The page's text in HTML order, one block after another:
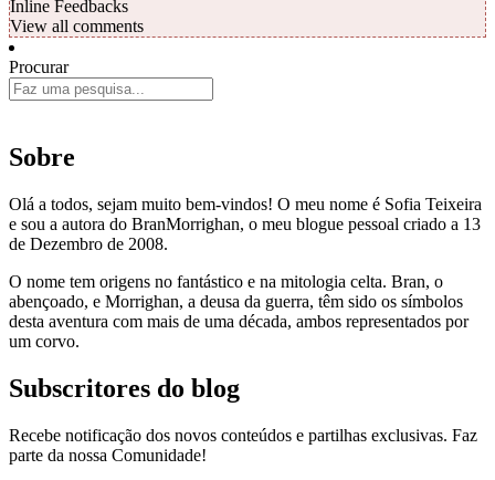
Inline Feedbacks
View all comments
Procurar
Sobre
Olá a todos, sejam muito bem-vindos! O meu nome é Sofia Teixeira
e sou a autora do BranMorrighan, o meu blogue pessoal criado a 13
de Dezembro de 2008.
O nome tem origens no fantástico e na mitologia celta. Bran, o
abençoado, e Morrighan, a deusa da guerra, têm sido os símbolos
desta aventura com mais de uma década, ambos representados por
um corvo.
Subscritores do blog
Recebe notificação dos novos conteúdos e partilhas exclusivas. Faz
parte da nossa Comunidade!